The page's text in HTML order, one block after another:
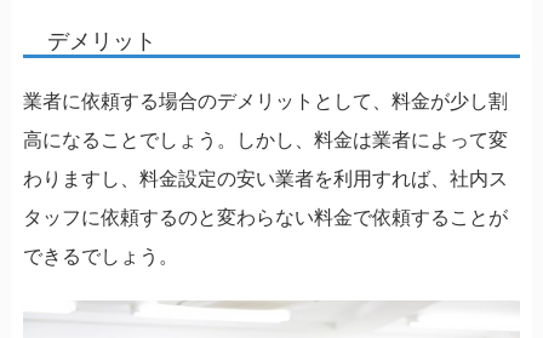
デメリット
業者に依頼する場合のデメリットとして、料金が少し割
高になることでしょう。しかし、料金は業者によって変
わりますし、料金設定の安い業者を利用すれば、社内ス
タッフに依頼するのと変わらない料金で依頼することが
できるでしょう。